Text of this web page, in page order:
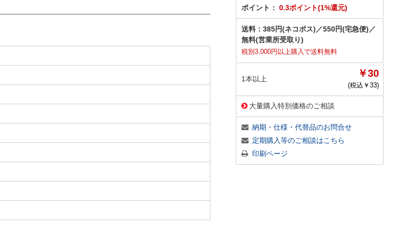
ポイント： 0.3ポイント(1%還元)
送料： 385円(ネコポス) ／550円(宅急便) ／
無料(営業所受取り)
税別3,000円以上購入で送料無料
1本以上 ￥30
(税込￥ 33)
大量購入特別価格のご相談
納期・仕様・代替品のお問合せ
定期購入等のご相談はこちら
印刷ページ